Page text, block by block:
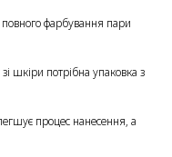
повного фарбування пари
шкіри потрібна упаковка з
процес нанесення, а